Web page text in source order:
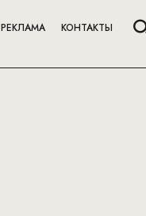
РЕКЛАМА КОНТАКТЫ